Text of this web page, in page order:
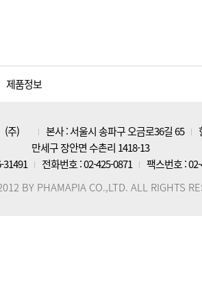
제품정보
(주)
본사 : 서울시 송파구 오금로36길 65
만세구 장안면 수촌리 1418-13
31491
전화번호 : 02-425-0871
팩스번호 :
BY PHAMAPIA CO.,LTD. ALL RIGHTS